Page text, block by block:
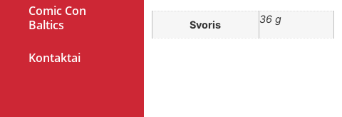
Comic Con
Baltics
Kontaktai
Svoris 36 g